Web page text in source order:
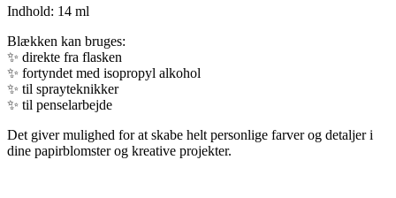
Indhold: 14 ml
Blækken kan bruges:
✨ direkte fra flasken
✨ fortyndet med isopropyl alkohol
✨ til sprayteknikker
✨ til penselarbejde
Det giver mulighed for at skabe helt personlige farver og detaljer i
dine papirblomster og kreative projekter.